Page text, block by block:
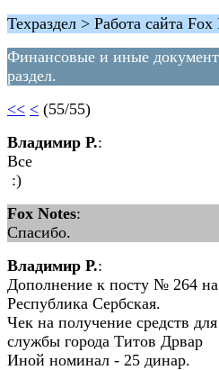
Техраздел > Работа сайта Fox
Финансовые и иные
раздел.
<< < (55/55)
Владимир Р.:
Все
:)
Fox Notes:
Спасибо.
Владимир Р.:
Дополнение к посту № 264
Республика Сербская.
Чек на получение средств
службы города Титов Дрвар
Иной номинал - 25 динар.